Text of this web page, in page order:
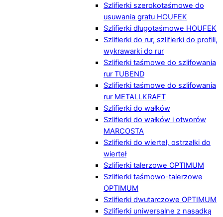
Szlifierki szerokotaśmowe do
usuwania gratu HOUFEK
Szlifierki długotaśmowe HOUFEK
Szlifierki do rur, szlifierki do profili,
wykrawarki do rur
Szlifierki taśmowe do szlifowania
rur TUBEND
Szlifierki taśmowe do szlifowania
rur METALLKRAFT
Szlifierki do wałków
Szlifierki do wałków i otworów
MARCOSTA
Szlifierki do wierteł, ostrzałki do
wierteł
Szlifierki talerzowe OPTIMUM
Szlifierki taśmowo-talerzowe
OPTIMUM
Szlifierki dwutarczowe OPTIMUM
Szlifierki uniwersalne z nasadką